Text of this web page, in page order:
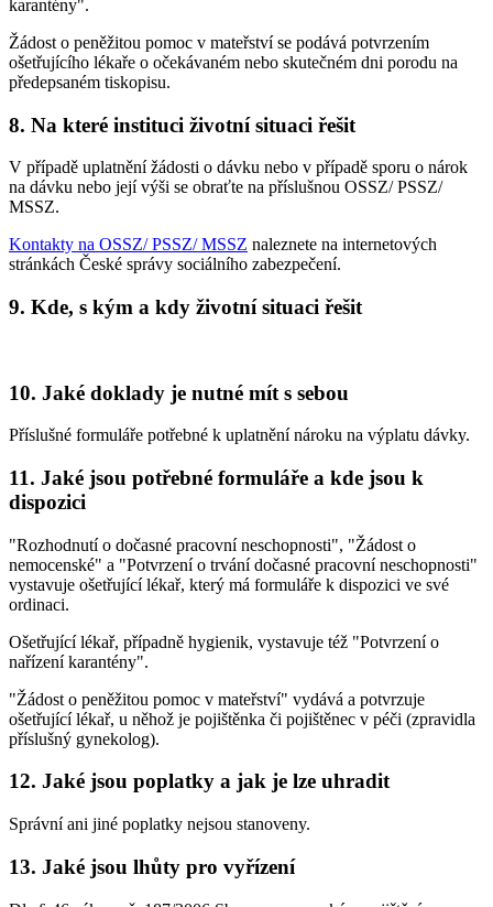
karantény".
Žádost o peněžitou pomoc v mateřství se podává potvrzením
ošetřujícího lékaře o očekávaném nebo skutečném dni porodu na
předepsaném tiskopisu.
8. Na které instituci životní situaci řešit
V případě uplatnění žádosti o dávku nebo v případě sporu o nárok
na dávku nebo její výši se obraťte na příslušnou OSSZ/ PSSZ/
MSSZ.
Kontakty na OSSZ/ PSSZ/ MSSZ naleznete na internetových
stránkách České správy sociálního zabezpečení.
9. Kde, s kým a kdy životní situaci řešit
10. Jaké doklady je nutné mít s sebou
Příslušné formuláře potřebné k uplatnění nároku na výplatu dávky.
11. Jaké jsou potřebné formuláře a kde jsou k
dispozici
"Rozhodnutí o dočasné pracovní neschopnosti", "Žádost o
nemocenské" a "Potvrzení o trvání dočasné pracovní neschopnosti"
vystavuje ošetřující lékař, který má formuláře k dispozici ve své
ordinaci.
Ošetřující lékař, případně hygienik, vystavuje též "Potvrzení o
nařízení karantény".
"Žádost o peněžitou pomoc v mateřství" vydává a potvrzuje
ošetřující lékař, u něhož je pojištěnka či pojištěnec v péči (zpravidla
příslušný gynekolog).
12. Jaké jsou poplatky a jak je lze uhradit
Správní ani jiné poplatky nejsou stanoveny.
13. Jaké jsou lhůty pro vyřízení